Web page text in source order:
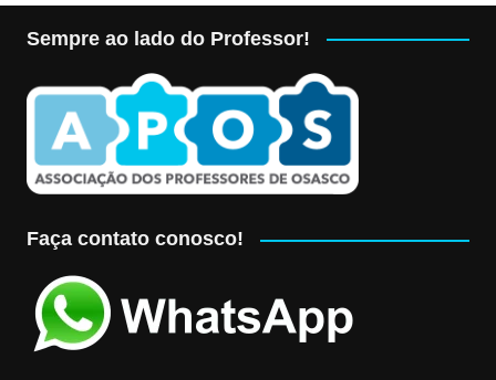
Sempre ao lado do Professor!
Faça contato conosco!